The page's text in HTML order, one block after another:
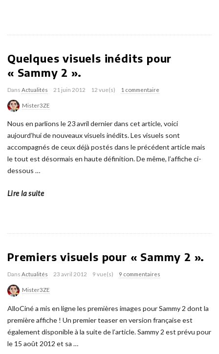
Quelques visuels inédits pour
« Sammy 2 ».
Dans Actualités 21 juin 2012 12 vue(s) 1 commentaire
Mister3ZE
Nous en parlions le 23 avril dernier dans cet article, voici
aujourd’hui de nouveaux visuels inédits. Les visuels sont
accompagnés de ceux déjà postés dans le précédent article mais
le tout est désormais en haute définition. De même, l’affiche ci-
dessous …
Lire la suite
Premiers visuels pour « Sammy 2 ».
Dans Actualités 23 avril 2012 9 vue(s) 9 commentaires
Mister3ZE
AlloCiné a mis en ligne les premières images pour Sammy 2 dont la
première affiche ! Un premier teaser en version française est
également disponible à la suite de l’article. Sammy 2 est prévu pour
le 15 août 2012 et sa …